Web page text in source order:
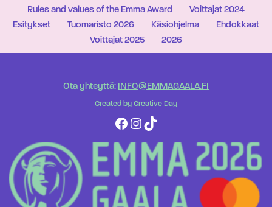
Rules and values of the Emma Award
Voittajat 2024
Esitykset
Tuomaristo 2026 Käsiohjelma
Ehdokkaat
Voittajat 2025
2026
Ota yhteyttä: INFO@EMMAGAALA.FI
Created by Creative Day